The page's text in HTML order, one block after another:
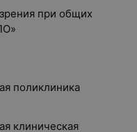
при общих
поликлиника
клиническая